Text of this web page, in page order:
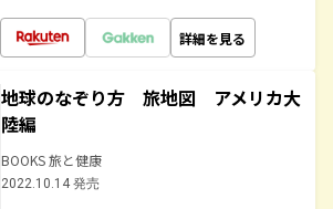
詳細を見る
地球のなぞり方 旅地図 アメリカ大
陸編
BOOKS 旅と健康
2022.10.14 発売